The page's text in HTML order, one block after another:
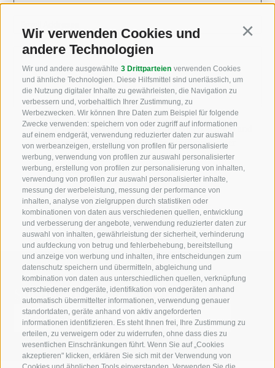
Wir verwenden Cookies und
andere Technologien
Wir und andere ausgewählte 3 Drittparteien verwenden Cookies
und ähnliche Technologien. Diese Hilfsmittel sind unerlässlich, um
die Nutzung digitaler Inhalte zu gewährleisten, die Navigation zu
verbessern und, vorbehaltlich Ihrer Zustimmung, zu
Werbezwecken. Wir können Ihre Daten zum Beispiel für folgende
Zwecke verwenden: speichern von oder zugriff auf informationen
auf einem endgerät, verwendung reduzierter daten zur auswahl
von werbeanzeigen, erstellung von profilen für personalisierte
werbung, verwendung von profilen zur auswahl personalisierter
werbung, erstellung von profilen zur personalisierung von inhalten,
verwendung von profilen zur auswahl personalisierter inhalte,
messung der werbeleistung, messung der performance von
inhalten, analyse von zielgruppen durch statistiken oder
kombinationen von daten aus verschiedenen quellen, entwicklung
und verbesserung der angebote, verwendung reduzierter daten zur
auswahl von inhalten, gewährleistung der sicherheit, verhinderung
und aufdeckung von betrug und fehlerbehebung, bereitstellung
und anzeige von werbung und inhalten, ihre entscheidungen zum
datenschutz speichern und übermitteln, abgleichung und
kombination von daten aus unterschiedlichen quellen, verknüpfung
verschiedener endgeräte, identifikation von endgeräten anhand
automatisch übermittelter informationen, verwendung genauer
standortdaten, geräte anhand von aktiv angeforderten
informationen identifizieren. Es steht Ihnen frei, Ihre Zustimmung zu
erteilen, zu verweigern oder zu widerrufen, ohne dass dies zu
wesentlichen Einschränkungen führt. Wenn Sie auf „Cookies
akzeptieren" klicken, erklären Sie sich mit der Verwendung von
Wie können wir helfen?
Ich habe dieDatenschutzbestimmungengelesen und
verstanden und stimme der Verarbeitung meiner
personenbezogenen Daten durch den
Verantwortlichen zu
Suche auf der Webseite